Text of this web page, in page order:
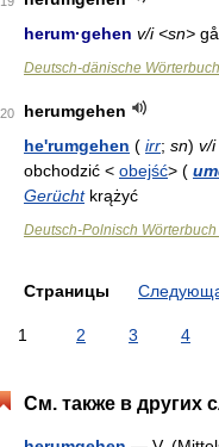
herum·gehen v/i <sn>
Deutsch-dänische Wörterbuch
20
herumgehen
he'rumgehen ( irr; sn) v/i
obchodzić < obejść> (
Gerüchtkrążyć
Deutsch-Polnisch
Страницы
1 2 3 4
См. также в других